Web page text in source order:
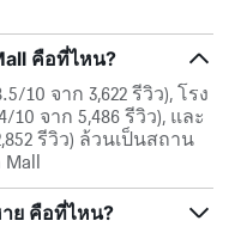
คือที่ไหน?
10 จาก 3,622 รีวิว), โรง
จาก 5,486 รีวิว), และ
รีวิว) ล้วนเป็นสถาน
ย คือที่ไหน?